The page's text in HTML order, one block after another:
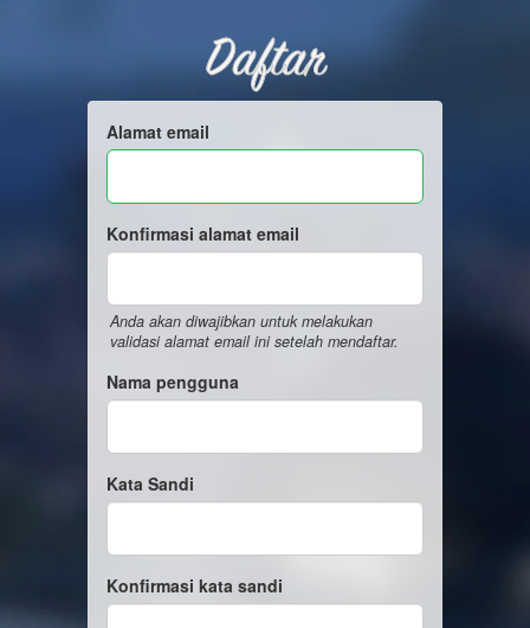
Daftar
Alamat email
Konfirmasi alamat email
Anda akan diwajibkan untuk melakukan
validasi alamat email ini setelah mendaftar.
Nama pengguna
Kata Sandi
Konfirmasi kata sandi